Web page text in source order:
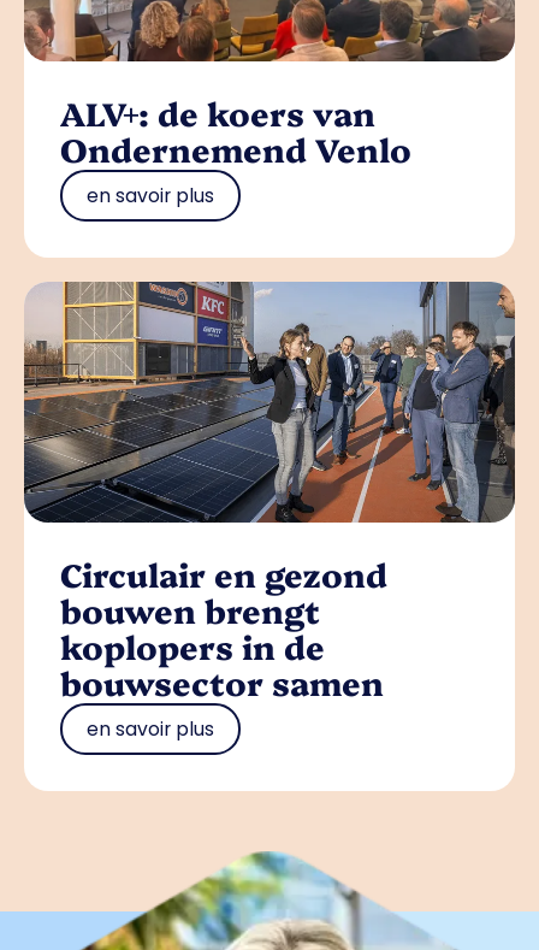
ALV+: de koers van
Ondernemend Venlo
en savoir plus
Circulair en gezond
bouwen brengt
koplopers in de
bouwsector samen
en savoir plus